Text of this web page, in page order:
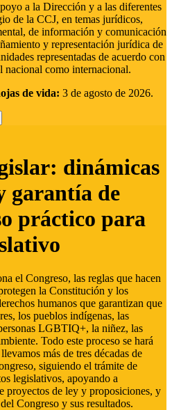
a la Dirección y a las diferentes
de la CCJ, en temas jurídicos,
de información y comunicación
y representación jurídica de
representadas de acuerdo con
nacional como internacional.
de vida: 3 de agosto de 2026.
dinámicas
garantía de
práctico para
el Congreso, las reglas que hacen
la Constitución y los
humanos que garantizan que
los pueblos indígenas, las
LGBTIQ+, la niñez, las
Todo este proceso se hará
más de tres décadas de
siguiendo el trámite de
legislativos, apoyando a
proyectos de ley y proposiciones, y
Congreso y sus resultados.